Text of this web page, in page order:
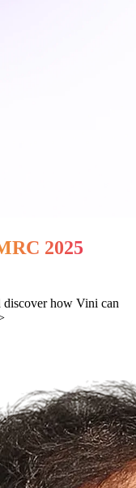
2025
discover how Vini can